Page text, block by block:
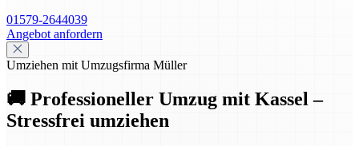
01579-2644039
Angebot anfordern
Umziehen mit Umzugsfirma Müller
🚚 Professioneller Umzug mit Kassel –
Stressfrei umziehen